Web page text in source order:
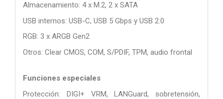
Almacenamiento: 4 x M.2, 2 x SATA
USB internos: USB-C, USB 5 Gbps y USB 2.0
RGB: 3 x ARGB Gen2
Otros: Clear CMOS, COM, S/PDIF, TPM, audio frontal
Funciones especiales
Protección: DIGI+ VRM, LANGuard, sobretensión,